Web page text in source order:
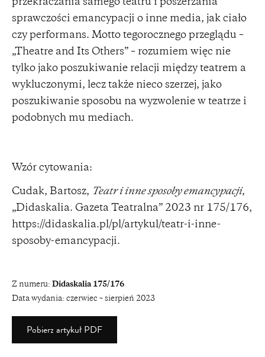
przekraczania samego teatru i poszerzania
sprawczości emancypacji o inne media, jak ciało
czy performans. Motto tegorocznego przeglądu –
„Theatre and Its Others” – rozumiem więc nie
tylko jako poszukiwanie relacji między teatrem a
wykluczonymi, lecz także nieco szerzej, jako
poszukiwanie sposobu na wyzwolenie w teatrze i
podobnych mu mediach.
Wzór cytowania:
Cudak, Bartosz, Teatr i inne sposoby emancypacji,
„Didaskalia. Gazeta Teatralna” 2023 nr 175/176,
https://didaskalia.pl/pl/artykul/teatr-i-inne-
sposoby-emancypacji.
Z numeru: Didaskalia 175/176
Data wydania: czerwiec – sierpień 2023
Pobierz artykuł PDF